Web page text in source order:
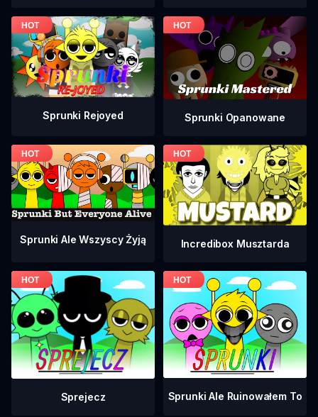
Sprunki Rejoyed Sprunki Opanowane
Sprunki Ale Wszyscy Żyją Incredibox Musztarda
Sprejecz Sprunki Ale Ruinowałem To